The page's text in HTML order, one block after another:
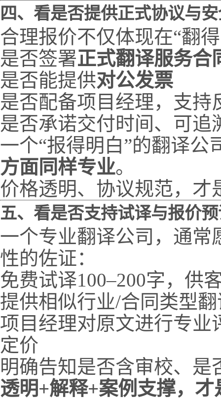
四、看是否提供正式协议与
合理报价不仅体现在“翻
是否签署正式翻译服务合
是否能提供对公发票
是否配备项目经理，支持
是否承诺交付时间、可追
一个“报得明白”的翻译公
方面同样专业。
价格透明、协议规范，才
五、看是否支持试译与报价
一个专业翻译公司，通常
性的佐证：
免费试译100–200字，供
提供相似行业/合同类型
项目经理对原文进行专业
定价
明确告知是否含审校、是
透明+解释+案例支撑，